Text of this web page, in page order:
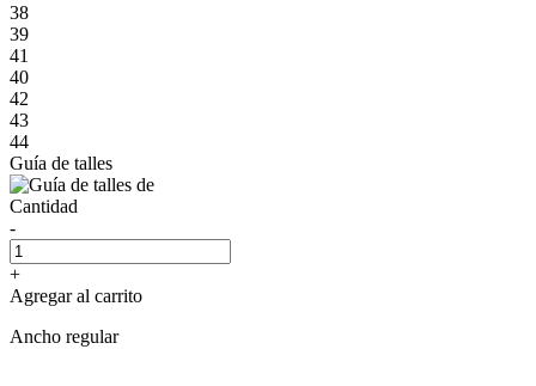
38
39
41
40
42
43
44
Guía de talles
Cantidad
-
+
Agregar al carrito
Ancho regular